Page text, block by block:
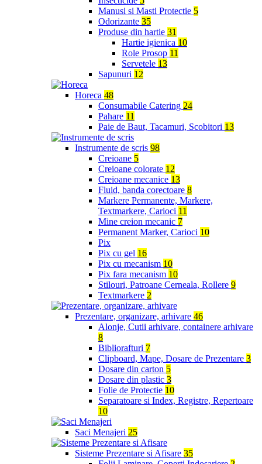
Manusi si Masti Protectie 5
Odorizante 35
Produse din hartie 31
Hartie igienica 10
Role Prosop 11
Servetele 13
Sapunuri 12
Horeca 48
Consumabile Catering 24
Pahare 11
Paie de Baut, Tacamuri, Scobitori 13
Instrumente de scris 98
Creioane 5
Creioane colorate 12
Creioane mecanice 13
Fluid, banda corectoare 8
Markere Permanente, Markere,
Textmarkere, Carioci 11
Mine creion mecanic 7
Permanent Marker, Carioci 10
Pix
Pix cu gel 16
Pix cu mecanism 10
Pix fara mecanism 10
Stilouri, Patroane Cerneala, Rollere 9
Textmarkere 2
Prezentare, organizare, arhivare 46
Alonje, Cutii arhivare, containere arhivare
8
Bibliorafturi 7
Clipboard, Mape, Dosare de Prezentare 3
Dosare din carton 5
Dosare din plastic 3
Folie de Protectie 10
Separatoare si Index, Registre, Repertoare
10
Saci Menajeri 25
Sisteme Prezentare si Afisare 35